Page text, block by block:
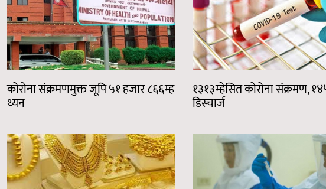
कोरोना संक्रमणमुक्त जूपि ५१ हजार ८६६म्ह
थ्यन
१३१३म्हेसित कोरोना संक्रमण,
डिस्चार्ज